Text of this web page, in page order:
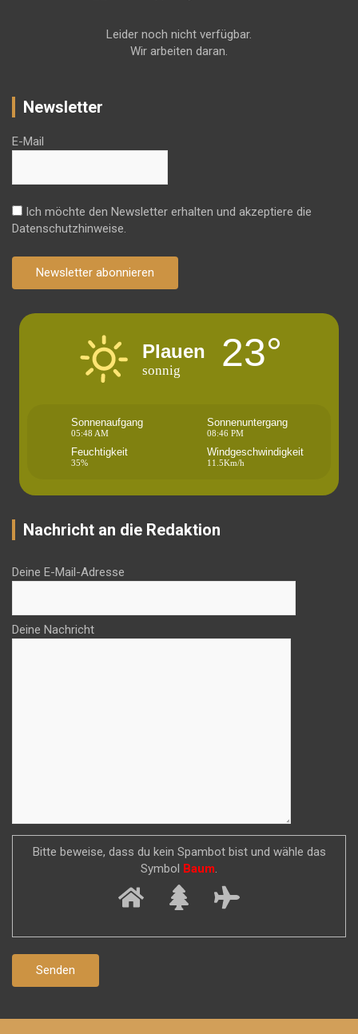
Leider noch nicht verfügbar.
Wir arbeiten daran.
Newsletter
E-Mail
Ich möchte den Newsletter erhalten und akzeptiere die
Datenschutzhinweise.
Newsletter abonnieren
Plauen
sonnig 23°
Sonnenaufgang
05:48 AM
Sonnenuntergang
08:46 PM
Feuchtigkeit
35%
Windgeschwindigkeit
11.5Km/h
Nachricht an die Redaktion
Deine E-Mail-Adresse
Deine Nachricht
Bitte beweise, dass du kein Spambot bist und wähle das
Symbol
Baum.